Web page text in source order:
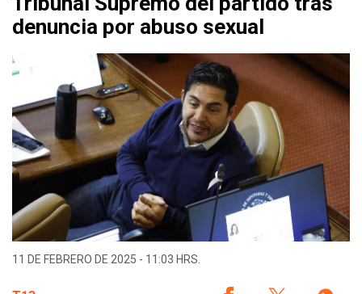
denuncia por abuso sexual
11 DE FEBRERO DE 2025 - 11:03 HRS.